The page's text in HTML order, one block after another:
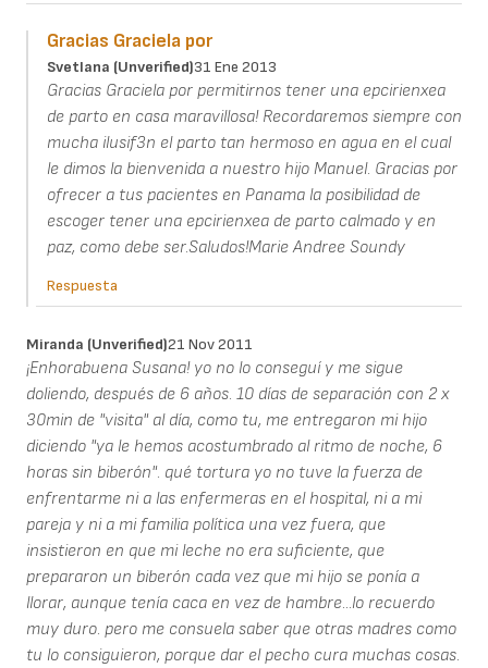
Gracias Graciela por
Svetlana (unverified)31 Ene 2013
Gracias Graciela por permitirnos tener una epcirienxea
de parto en casa maravillosa! Recordaremos siempre con
mucha ilusif3n el parto tan hermoso en agua en el cual
le dimos la bienvenida a nuestro hijo Manuel. Gracias por
ofrecer a tus pacientes en Panama la posibilidad de
escoger tener una epcirienxea de parto calmado y en
paz, como debe ser.Saludos!Marie Andree Soundy
Respuesta
Miranda (unverified)21 Nov 2011
¡Enhorabuena Susana! yo no lo conseguí y me sigue
doliendo, después de 6 años. 10 días de separación con 2 x
30min de "visita" al día, como tu, me entregaron mi hijo
diciendo "ya le hemos acostumbrado al ritmo de noche, 6
horas sin biberón". qué tortura yo no tuve la fuerza de
enfrentarme ni a las enfermeras en el hospital, ni a mi
pareja y ni a mi familia política una vez fuera, que
insistieron en que mi leche no era suficiente, que
prepararon un biberón cada vez que mi hijo se ponía a
llorar, aunque tenía caca en vez de hambre...lo recuerdo
muy duro. pero me consuela saber que otras madres como
tu lo consiguieron, porque dar el pecho cura muchas cosas.